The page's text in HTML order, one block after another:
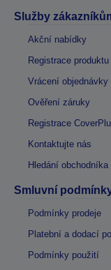
Služby
Akční nabídky
Registrace produktu
Vrácení objednávky
Ověření záruky
Registrace
Kontaktujte nás
Hledání obchodníka
Smluvní
Podmínky prodeje
Platební a dodací
Podmínky použití